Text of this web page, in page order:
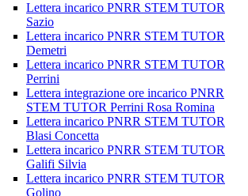
Lettera incarico PNRR STEM TUTOR
Sazio
Lettera incarico PNRR STEM TUTOR
Demetri
Lettera incarico PNRR STEM TUTOR
Perrini
Lettera integrazione ore incarico PNRR
STEM TUTOR Perrini Rosa Romina
Lettera incarico PNRR STEM TUTOR
Blasi Concetta
Lettera incarico PNRR STEM TUTOR
Galifi Silvia
Lettera incarico PNRR STEM TUTOR
Golino